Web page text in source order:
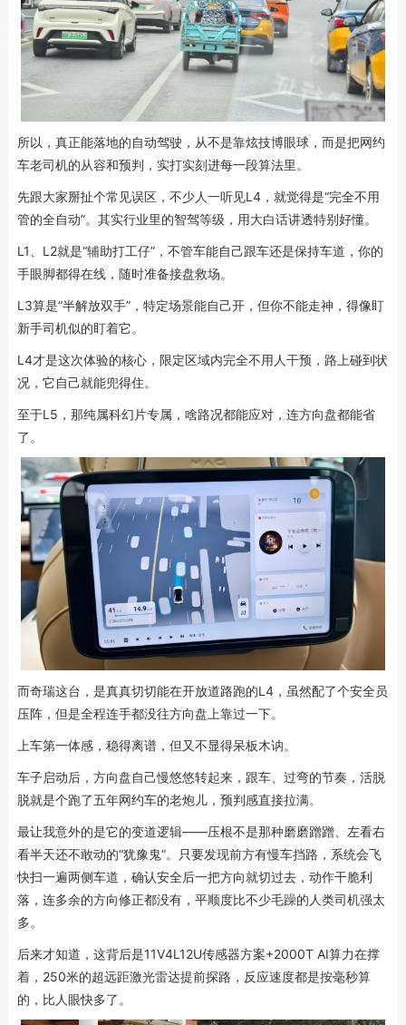
所以，真正能落地的自动驾驶，从不是靠炫技博眼球，而是把网约
车老司机的从容和预判，实打实刻进每一段算法里。
先跟大家掰扯个常见误区，不少人一听见L4，就觉得是“完全不用
管的全自动”。其实行业里的智驾等级，用大白话讲透特别好懂。
L1、L2就是“辅助打工仔”，不管车能自己跟车还是保持车道，你的
手眼脚都得在线，随时准备接盘救场。
L3算是“半解放双手”，特定场景能自己开，但你不能走神，得像盯
新手司机似的盯着它。
L4才是这次体验的核心，限定区域内完全不用人干预，路上碰到状
况，它自己就能兜得住。
至于L5，那纯属科幻片专属，啥路况都能应对，连方向盘都能省
了。
而奇瑞这台，是真真切切能在开放道路跑的L4，虽然配了个安全员
压阵，但是全程连手都没往方向盘上靠过一下。
上车第一体感，稳得离谱，但又不显得呆板木讷。
车子启动后，方向盘自己慢悠悠转起来，跟车、过弯的节奏，活脱
脱就是个跑了五年网约车的老炮儿，预判感直接拉满。
最让我意外的是它的变道逻辑——压根不是那种磨磨蹭蹭、左看右
看半天还不敢动的“犹豫鬼”。只要发现前方有慢车挡路，系统会飞
快扫一遍两侧车道，确认安全后一把方向就切过去，动作干脆利
落，连多余的方向修正都没有，平顺度比不少毛躁的人类司机强太
多。
后来才知道，这背后是11V4L12U传感器方案+2000T AI算力在撑
着，250米的超远距激光雷达提前探路，反应速度都是按毫秒算
的，比人眼快多了。